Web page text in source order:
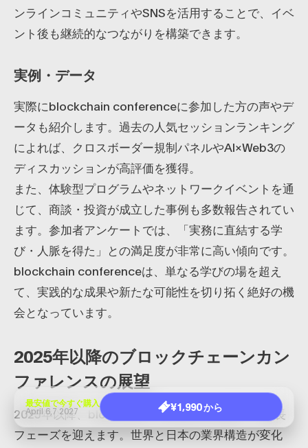
最安値で今すぐ購入
April 6,7 2027
¥1,990 から
ンラインコミュニティやSNSを活用することで、イベ
ント後も継続的なつながりを構築できます。
実例・データ
実際にblockchain conferenceに参加した方の声やデ
ータも紹介します。過去の人気セッションランキング
によれば、クロスボーダー規制パネルやAI×Web3の
ディスカッションが高評価を獲得。
また、体験型プログラムやネットワークイベントを通
じて、商談・投資が成立した事例も多数報告されてい
ます。参加者アンケートでは、「実務に直結する学
び・人脈を得た」との満足度が非常に高い傾向です。
blockchain conferenceは、単なる学びの場を超え
て、実践的な成果や新たな可能性を切り拓く絶好の機
会となっています。
2025年以降のブロックチェーンカン
ファレンスの展望
2025年以降、blockchain conferenceは新たな成長
フェーズを迎えます。世界と日本の業界構造が変化